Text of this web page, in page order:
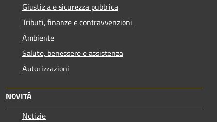
Giustizia e sicurezza pubblica
Tributi, finanze e contravvenzioni
Ambiente
Salute, benessere e assistenza
Autorizzazioni
NOVITÀ
Notizie